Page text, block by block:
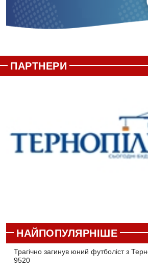
ПАРТНЕРИ
НАЙПОПУЛЯРНІШЕ
Трагічно загинув юний футболіст з
9520